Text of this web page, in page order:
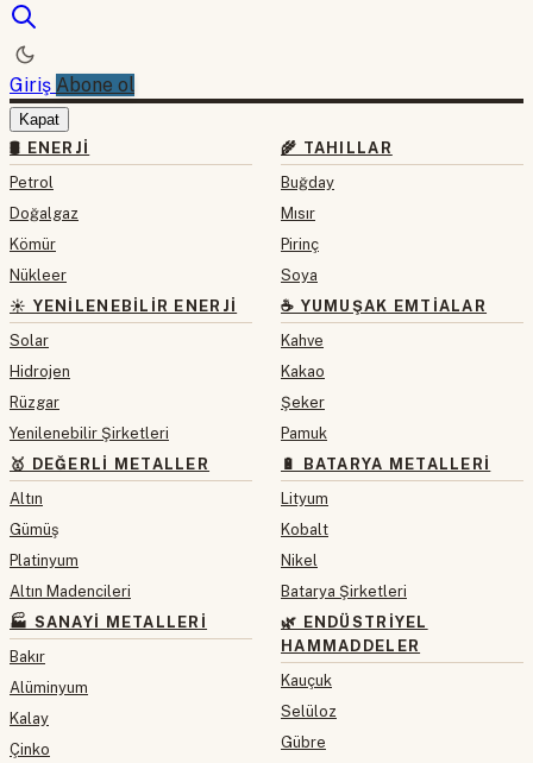
Giriş Abone ol
Kapat
🛢 ENERJI
Petrol
Doğalgaz
Kömür
Nükleer
☀️ YENILENEBILIR ENERJI
Solar
Hidrojen
Rüzgar
Yenilenebilir Şirketleri
🥇 DEĞERLI METALLER
Altın
Gümüş
Platinyum
Altın Madencileri
🏭 SANAYI METALLERI
Bakır
Alüminyum
Kalay
Çinko
🌾 TAHILLAR
Buğday
Mısır
Pirinç
Soya
☕ YUMUŞAK EMTIALAR
Kahve
Kakao
Şeker
Pamuk
🔋 BATARYA METALLERI
Lityum
Kobalt
Nikel
Batarya Şirketleri
🌿 ENDÜSTRIYEL
HAMMADDELER
Kauçuk
Selüloz
Gübre